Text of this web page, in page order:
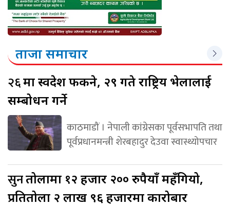
ताजा समाचार
२६मा स्वदेश फर्किने, २९ गते राष्ट्रिय भेलालाई
सम्बोधन गर्ने
काठमाडौं । नेपाली कांग्रेसका पूर्वसभापति तथा
पूर्वप्रधानमन्त्री शेरबहादुर देउवा स्वास्थ्योपचार
सुनतोलामा १२ हजार २०० रुपैयाँ महँगियो,
प्रतितोला २ लाख ९६ हजारमा कारोबार